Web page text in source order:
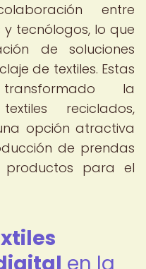
entre
tecnólogos, lo que
de soluciones
de textiles. Estas
la
reciclados,
opción atractiva
de prendas
productos para el